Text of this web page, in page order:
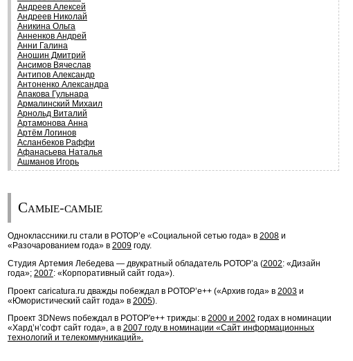
Андреев Алексей
Андреев Николай
Аникина Ольга
Анненков Андрей
Анни Галина
Аношин Дмитрий
Ансимов Вячеслав
Антипов Александр
Антоненко Александра
Апакова Гульнара
Армалинский Михаил
Арнольд Виталий
Артамонова Анна
Артём Логинов
Асланбеков Раффи
Афанасьева Наталья
Ашманов Игорь
Самые-самые
Одноклассники.ru стали в РОТОР’e «Социальной сетью года» в 2008 и
«Разочарованием года» в 2009 году.
Студия Артемия Лебедева — двукратный обладатель РОТОР’a (2002: «Дизайн
года»; 2007: «Корпоративный сайт года»).
Проект caricatura.ru дважды побеждал в РОТОР’e++ («Архив года» в 2003 и
«Юмористический сайт года» в 2005).
Проект 3DNews побеждал в POTOP'е++ трижды: в 2000 и 2002 годах в номинации
«Хард’н’софт сайт года», а в 2007 году в номинации «Сайт информационных
технологий и телекоммуникаций».